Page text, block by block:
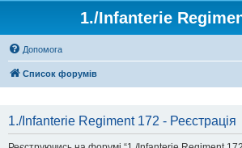
1./Infanterie
Допомога
Список форумів
1./Infanterie Regiment 172 - Реєстрація